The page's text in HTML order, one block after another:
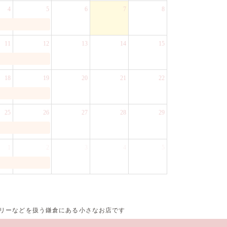
4 5 6 7 8
11 12 13 14 15
18 19 20 21 22
25 26 27 28 29
ーなどを扱う鎌倉にある小さなお店です